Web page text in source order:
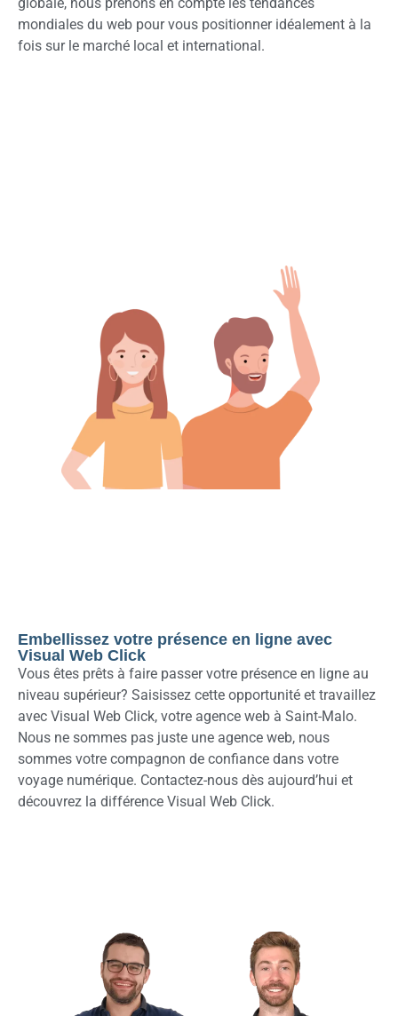
mondiales du web pour vous positionner idéalement à la
fois sur le marché local et international.
Embellissez votre présence en ligne avec
Visual Web Click
Vous êtes prêts à faire passer votre présence en ligne au
niveau supérieur? Saisissez cette opportunité et travaillez
avec Visual Web Click, votre agence web à Saint-Malo.
Nous ne sommes pas juste une agence web, nous
sommes votre compagnon de confiance dans votre
voyage numérique. Contactez-nous dès aujourd’hui et
découvrez la différence Visual Web Click.